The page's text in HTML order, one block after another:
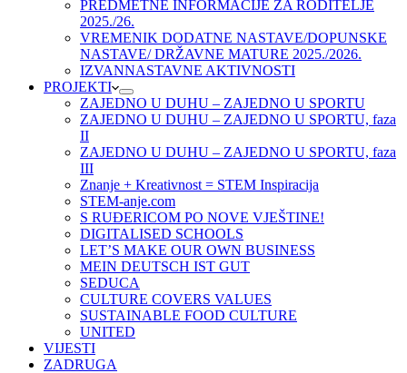
PREDMETNE INFORMACIJE ZA RODITELJE
2025./26.
VREMENIK DODATNE NASTAVE/DOPUNSKE
NASTAVE/ DRŽAVNE MATURE 2025./2026.
IZVANNASTAVNE AKTIVNOSTI
PROJEKTI
ZAJEDNO U DUHU – ZAJEDNO U SPORTU
ZAJEDNO U DUHU – ZAJEDNO U SPORTU, faza
II
ZAJEDNO U DUHU – ZAJEDNO U SPORTU, faza
III
Znanje + Kreativnost = STEM Inspiracija
STEM-anje.com
S RUĐERICOM PO NOVE VJEŠTINE!
DIGITALISED SCHOOLS
LET’S MAKE OUR OWN BUSINESS
MEIN DEUTSCH IST GUT
SEDUCA
CULTURE COVERS VALUES
SUSTAINABLE FOOD CULTURE
UNITED
VIJESTI
ZADRUGA